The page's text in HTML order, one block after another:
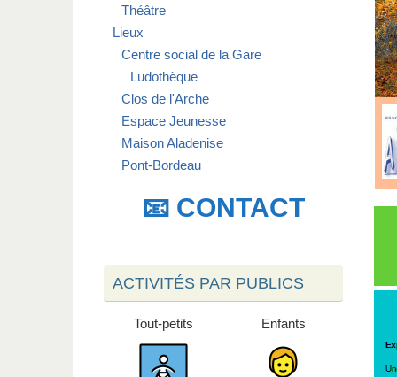
Théâtre
Lieux
Centre social de la Gare
Ludothèque
Clos de l'Arche
Espace Jeunesse
Maison Aladenise
Pont-Bordeau
📧 CONTACT
ACTIVITÉS PAR PUBLICS
Tout-petits Enfants